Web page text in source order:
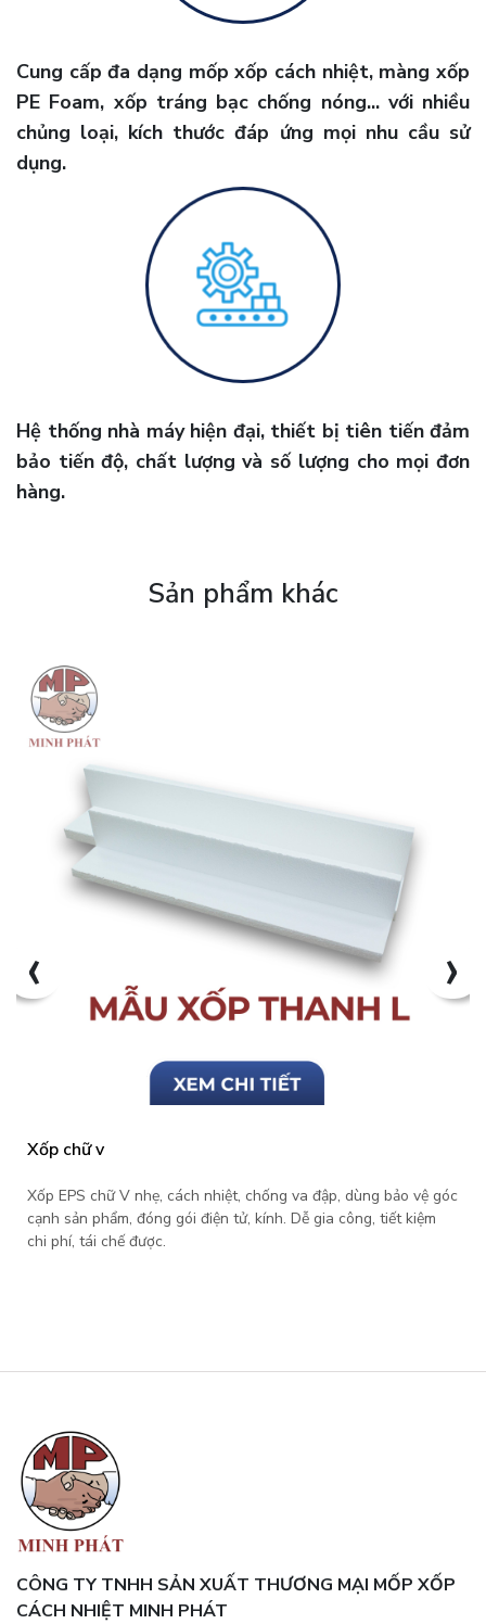
Cung cấp đa dạng mốp xốp cách nhiệt, màng xốp
PE Foam, xốp tráng bạc chống nóng... với nhiều
chủng loại, kích thước đáp ứng mọi nhu cầu sử
dụng.
Hệ thống nhà máy hiện đại, thiết bị tiên tiến đảm
bảo tiến độ, chất lượng và số lượng cho mọi đơn
hàng.
Sản phẩm khác
Xốp chữ v
Xốp EPS chữ V nhẹ, cách nhiệt, chống va đập, dùng bảo vệ góc
cạnh sản phẩm, đóng gói điện tử, kính. Dễ gia công, tiết kiệm
chi phí, tái chế được.
‹ ›
CÔNG TY TNHH SẢN XUẤT THƯƠNG MẠI MỐP XỐP
CÁCH NHIỆT MINH PHÁT